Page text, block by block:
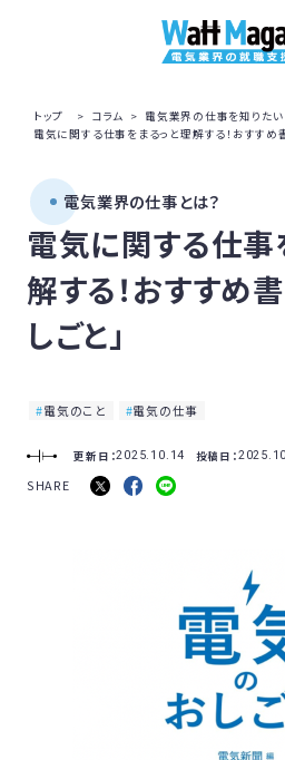
トップ > コラム > 電気業界の仕事を知りたい
電気に関する仕事をまるっと理解する！おすすめ
電気業界の仕事とは？
電気に関する仕事
解する！おすすめ
しごと」
電気のこと 電気の仕事
更新日：2025.10.14 投稿日：
SHARE